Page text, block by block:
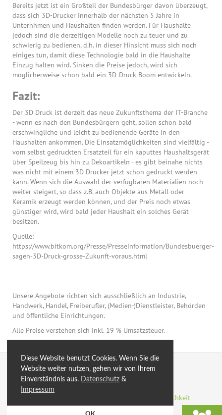
Diese Website benutzt Cookies. Wenn Sie die
Website weiter nutzen, gehen wir von Ihrem
Einverständnis aus. Datenschutz &
Impressum
Bereits jetzt ist ein Großteil der Bundesbürger davon überzeugt,
dass sich 3D-Drucker innerhalb der nächsten 5 Jahre in
Unternhmen und Haushalten finden werden. Für Haushalte
jedoch sind die derzeitigen Modelle noch zu teuer und zu
schwierig zu bedienen, d.h. in dieser Hinsicht muss sich noch
einiges tun, damit diese Technologie bald in die Haushalte
Einzug halten wird. Sinken die Preise jedoch, wird sich
möglicherweise schon bald ein 3D-Druck-Boom entwickeln.
Fazit:
Der 3D Druck ist derzeit das neue Zukunftsthema der IT-Branche
- wenn es nach den Bundesbürgern geht, sollen schon bald
erschwingliche und leicht zu bedienende Geräte in den
Haushalten ankommen. Die Einsatzmöglichkeiten sind vielfältig -
vom selbst gedruckten Ersatzteil für ein kaputtes Haushaltsgerät
über Speilzeug bis hin zu Dekoartikeln - es gibt beinahe nichts
was nicht mit einem 3D Drucker jetzt schon gedruckt werden
kann. Wenn sich die Auswahl der verfügbaren Materialien noch
weiter steigert, so dass z.B. auch Objekte aus Metall oder
Keramik erzeugt werden können, und der Preis noch etwas
günstiger wird, wird bald jeder Haushalt ein solches Gerät
besitzen.
Quelle:
https://www.bitkom.org/Presse/Presseinformation/Bundesbuerger-
sagen-3D-Druck-grosse-Zukunft-voraus.html
Unsere Angebote richten sich ausschließlich an Industrie,
Handwerk, Handel, Freiberufler, (Medien-)Dienstleister, Behörden
und öffentliche Einrichtungen.
Alle Preise verstehen sich inkl. 19 % Umsatzsteuer.
© 2026 by eXtro.hosting
optimiert
Zahlungsmöglichkeit
Rechenzentren
Energiegewinnung